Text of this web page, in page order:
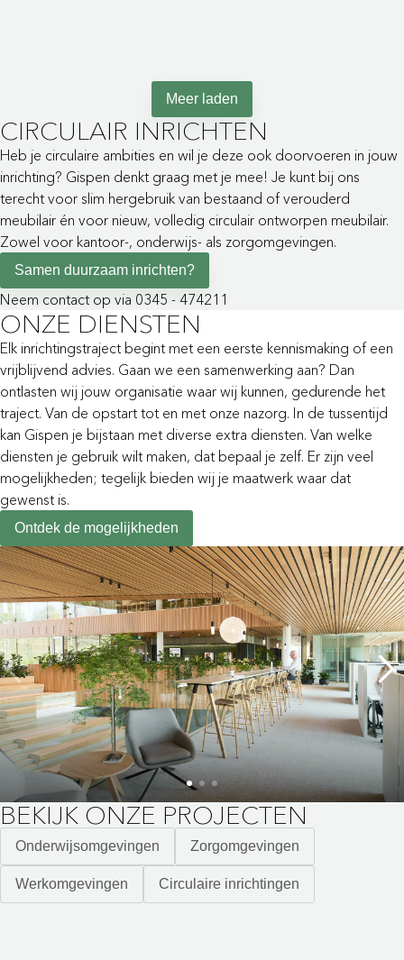
Meer laden
CIRCULAIR INRICHTEN
Heb je circulaire ambities en wil je deze ook doorvoeren in jouw
inrichting? Gispen denkt graag met je mee! Je kunt bij ons
terecht voor slim hergebruik van bestaand of verouderd
meubilair én voor nieuw, volledig circulair ontworpen meubilair.
Zowel voor kantoor-, onderwijs- als zorgomgevingen.
Samen duurzaam inrichten?
Neem contact op via 0345 - 474211
ONZE DIENSTEN
Elk inrichtingstraject begint met een eerste kennismaking of een
vrijblijvend advies. Gaan we een samenwerking aan? Dan
ontlasten wij jouw organisatie waar wij kunnen, gedurende het
traject. Van de opstart tot en met onze nazorg. In de tussentijd
kan Gispen je bijstaan met diverse extra diensten. Van welke
diensten je gebruik wilt maken, dat bepaal je zelf. Er zijn veel
mogelijkheden; tegelijk bieden wij je maatwerk waar dat
gewenst is.
Ontdek de mogelijkheden
BEKIJK ONZE PROJECTEN
Onderwijsomgevingen Zorgomgevingen
Werkomgevingen Circulaire inrichtingen